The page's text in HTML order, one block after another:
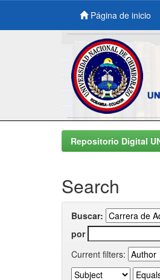
Skip
Página de inicio
Repositorio Digital
Search
Buscar:
por
Current filters: